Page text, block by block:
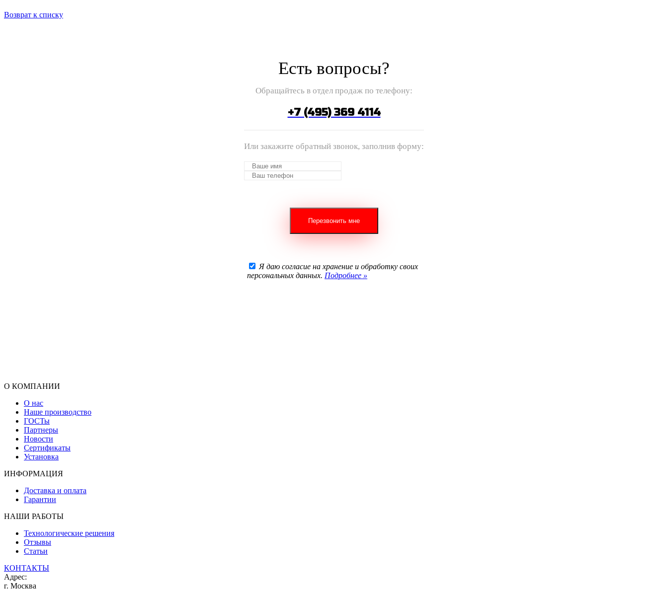
Возврат к списку
Есть вопросы?
Обращайтесь в отдел продаж по телефону:
+7 (495) 369 4114
Или закажите обратный звонок, заполнив форму:
Я даю согласие на хранение и обработку своих
персональных данных. Подробнее »
О КОМПАНИИ
О нас
Наше производство
ГОСТы
Партнеры
Новости
Сертификаты
Установка
ИНФОРМАЦИЯ
Доставка и оплата
Гарантии
НАШИ РАБОТЫ
Технологические решения
Отзывы
Статьи
КОНТАКТЫ
Адрес:
г. Москва